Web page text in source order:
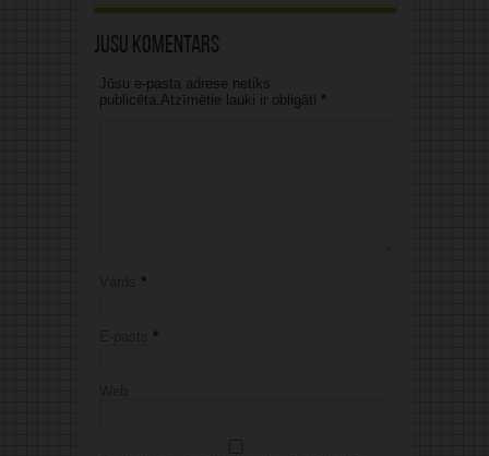
Jūsu komentārs
Jūsu e-pasta adrese netiks
publicēta.Atzīmētie lauki ir obligāti *
*
*